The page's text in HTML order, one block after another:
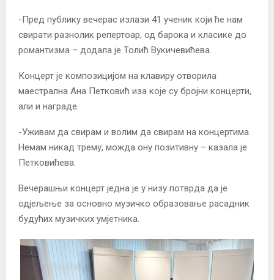
-Пред публику вечерас излази 41 ученик који ће нам
свирати разнолик репертоар, од барока и класике до
романтизма – додала је Толић Вукичевићева.
Концерт је композицијом на клавиру отворила
маестрална Ана Петковић иза које су бројни концерти,
али и награде.
-Уживам да свирам и волим да свирам на концертима.
Немам никад трему, можда ону позитивну – казала је
Петковићева.
Вечерашњи концерт једна је у низу потврда да је
одјељење за основно музичко образовање расадник
будућих музичких умјетника.